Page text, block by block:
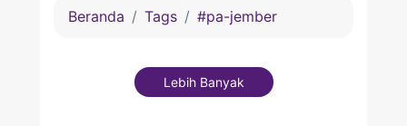
Beranda Tags #pa-jember
Lebih Banyak